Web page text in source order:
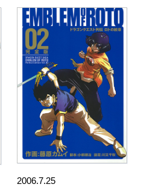
2006.7.25